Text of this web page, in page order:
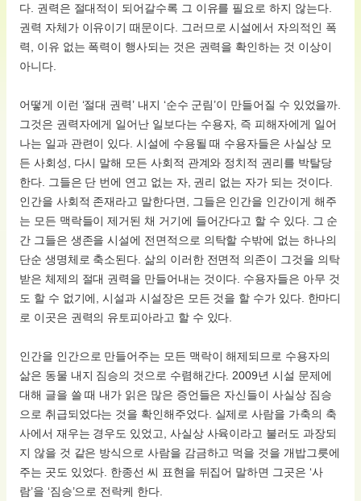
다. 권력은 절대적이 되어갈수록 그 이유를 필요로 하지 않는다.
권력 자체가 이유이기 때문이다. 그러므로 시설에서 자의적인 폭
력, 이유 없는 폭력이 행사되는 것은 권력을 확인하는 것 이상이
아니다.
어떻게 이런 ‘절대 권력’ 내지 ‘순수 군림’이 만들어질 수 있었을까.
그것은 권력자에게 일어난 일보다는 수용자, 즉 피해자에게 일어
나는 일과 관련이 있다. 시설에 수용될 때 수용자들은 사실상 모
든 사회성, 다시 말해 모든 사회적 관계와 정치적 권리를 박탈당
한다. 그들은 단 번에 연고 없는 자, 권리 없는 자가 되는 것이다.
인간을 사회적 존재라고 말한다면, 그들은 인간을 인간이게 해주
는 모든 맥락들이 제거된 채 거기에 들어간다고 할 수 있다. 그 순
간 그들은 생존을 시설에 전면적으로 의탁할 수밖에 없는 하나의
단순 생명체로 축소된다. 삶의 이러한 전면적 의존이 그것을 의탁
받은 체제의 절대 권력을 만들어내는 것이다. 수용자들은 아무 것
도 할 수 없기에, 시설과 시설장은 모든 것을 할 수가 있다. 한마디
로 이곳은 권력의 유토피아라고 할 수 있다.
인간을 인간으로 만들어주는 모든 맥락이 해제되므로 수용자의
삶은 동물 내지 짐승의 것으로 수렴해간다. 2009년 시설 문제에
대해 글을 쓸 때 내가 읽은 많은 증언들은 자신들이 사실상 짐승
으로 취급되었다는 것을 확인해주었다. 실제로 사람을 가축의 축
사에서 재우는 경우도 있었고, 사실상 사육이라고 불러도 과장되
지 않을 것 같은 방식으로 사람을 감금하고 먹을 것을 개밥그릇에
주는 곳도 있었다. 한종선 씨 표현을 뒤집어 말하면 그곳은 ‘사
람’을 ‘짐승’으로 전락케 한다.